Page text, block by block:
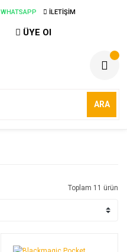
WHATSAPP İLETİŞİM
ÜYE Ol
ARA
Toplam 11 ürün